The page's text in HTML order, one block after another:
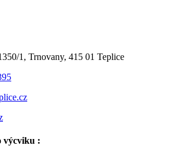
1, Trnovany, 415 01 Teplice
výcviku :